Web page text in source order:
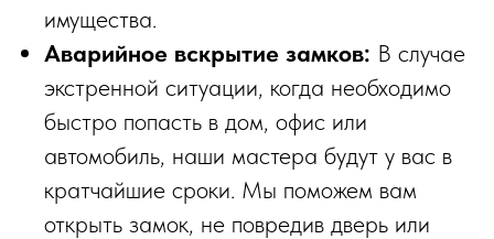
имущества.
Аварийное вскрытие замков: В случае
экстренной ситуации, когда необходимо
быстро попасть в дом, офис или
автомобиль, наши мастера будут у вас в
кратчайшие сроки. Мы поможем вам
открыть замок, не повредив дверь или